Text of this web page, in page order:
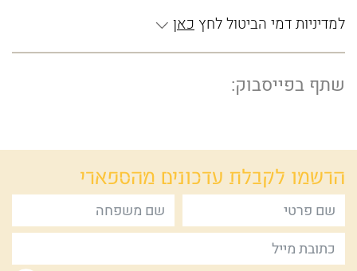
למדיניות דמי הביטול לחץ כאן
שתף בפייסבוק:
הרשמו לקבלת עדכונים מהספארי